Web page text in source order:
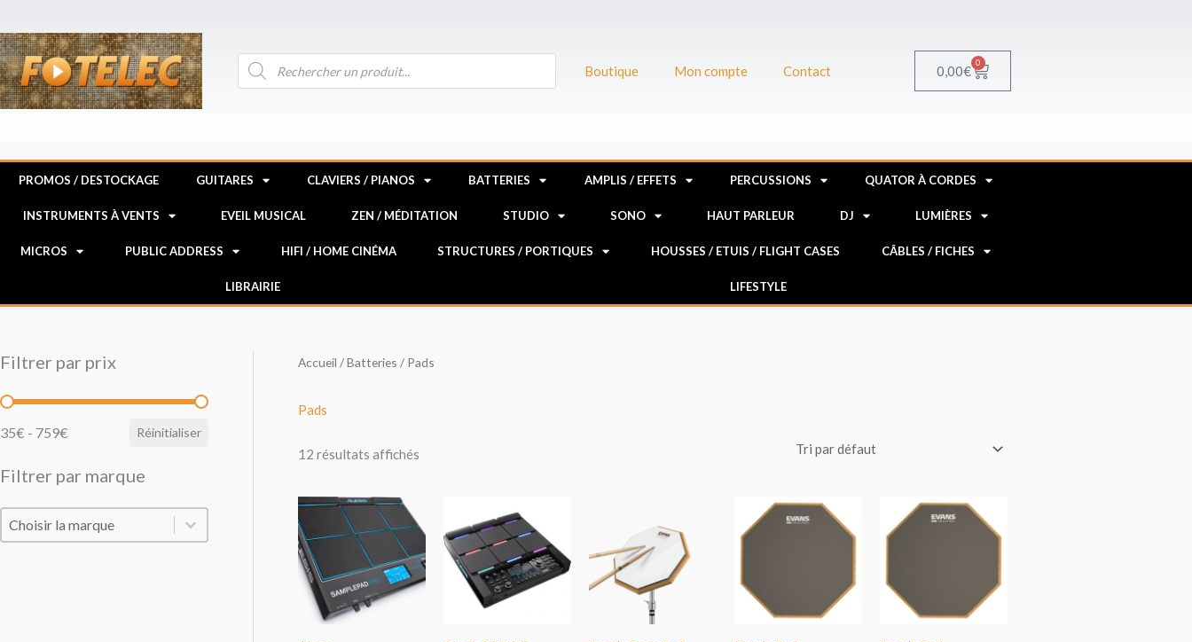
au
contenu
Recherche
de
produits
Boutique Mon compte Contact 0,00€
0
Panier
PROMOS / DESTOCKAGE GUITARES CLAVIERS / PIANOS BATTERIES AMPLIS / EFFETS PERCUSSIONS QUATOR À CORDES
INSTRUMENTS À VENTS EVEIL MUSICAL ZEN / MÉDITATION STUDIO SONO HAUT PARLEUR DJ LUMIÈRES
MICROS PUBLIC ADDRESS HIFI / HOME CINÉMA STRUCTURES / PORTIQUES HOUSSES / ETUIS / FLIGHT CASES CÂBLES / FICHES
LIBRAIRIE LIFESTYLE
Filtrer par prix
Filtrer par prix
35€ - 759€ Réinitialiser
Filtrer par marque
Filtrer par marque
Filtrer par marque
Accueil /Batteries / Pads
Pads
12 résultats affichés